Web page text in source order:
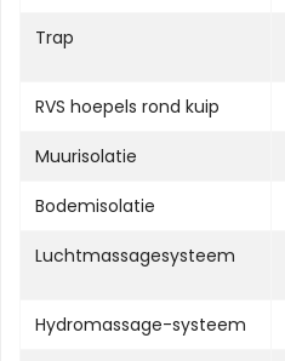
Trap
RVS hoepels rond kuip
Muurisolatie
Bodemisolatie
Luchtmassagesysteem
Hydromassage-systeem